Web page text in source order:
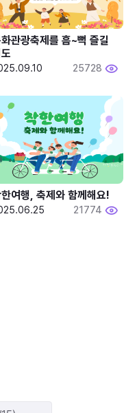
관광축제를 흠~뻑 즐길
25728
여행, 축제와 함께해요!
21774